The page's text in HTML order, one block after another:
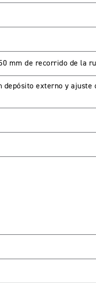
mm de recorrido de la
depósito externo y ajuste
una cuenta